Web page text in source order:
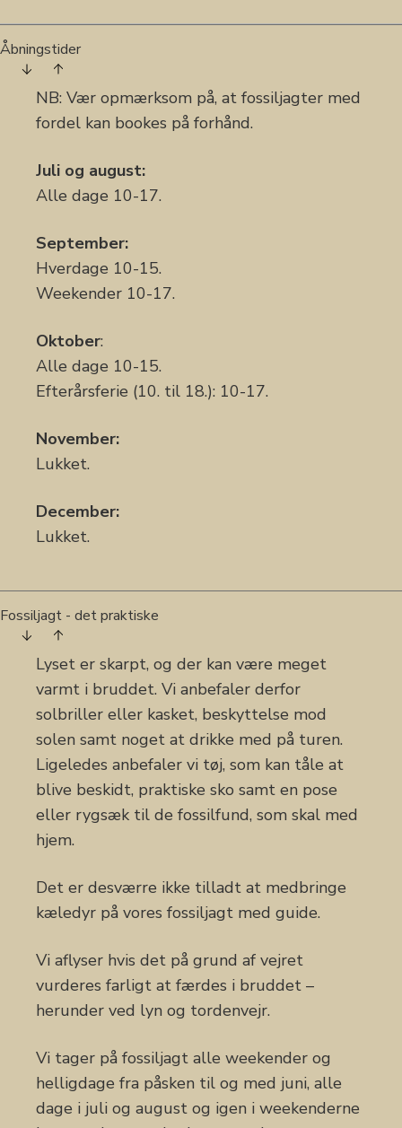
Åbningstider
NB: Vær opmærksom på, at fossiljagter med
fordel kan bookes på forhånd.
Juli og august:
Alle dage 10-17.
September:
Hverdage 10-15.
Weekender 10-17.
Oktober:
Alle dage 10-15.
Efterårsferie (10. til 18.): 10-17.
November:
Lukket.
December:
Lukket.
Fossiljagt - det praktiske
Lyset er skarpt, og der kan være meget
varmt i bruddet. Vi anbefaler derfor
solbriller eller kasket, beskyttelse mod
solen samt noget at drikke med på turen.
Ligeledes anbefaler vi tøj, som kan tåle at
blive beskidt, praktiske sko samt en pose
eller rygsæk til de fossilfund, som skal med
hjem.
Det er desværre ikke tilladt at medbringe
kæledyr på vores fossiljagt med guide.
Vi aflyser hvis det på grund af vejret
vurderes farligt at færdes i bruddet –
herunder ved lyn og tordenvejr.
Vi tager på fossiljagt alle weekender og
helligdage fra påsken til og med juni, alle
dage i juli og august og igen i weekenderne